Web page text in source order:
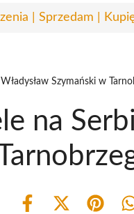
| Sprzedam |
Szymański w
na
Share
Share Share